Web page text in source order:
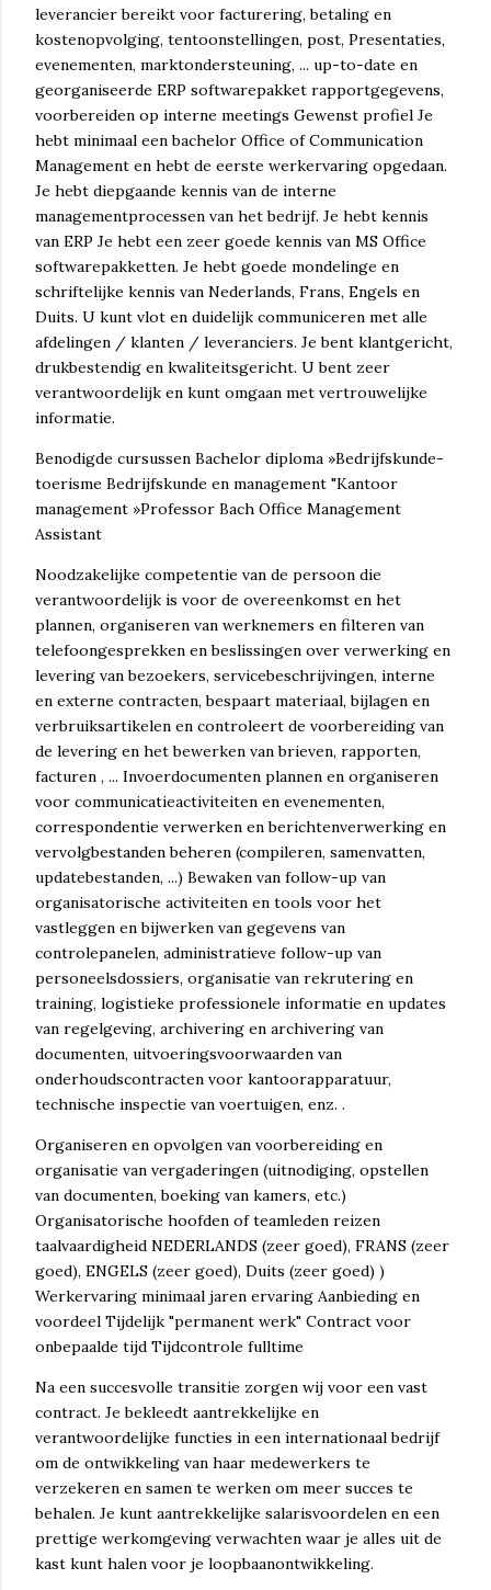
leverancier bereikt voor facturering, betaling en
kostenopvolging, tentoonstellingen, post, Presentaties,
evenementen, marktondersteuning, ... up-to-date en
georganiseerde ERP softwarepakket rapportgegevens,
voorbereiden op interne meetings Gewenst profiel Je
hebt minimaal een bachelor Office of Communication
Management en hebt de eerste werkervaring opgedaan.
Je hebt diepgaande kennis van de interne
managementprocessen van het bedrijf. Je hebt kennis
van ERP Je hebt een zeer goede kennis van MS Office
softwarepakketten. Je hebt goede mondelinge en
schriftelijke kennis van Nederlands, Frans, Engels en
Duits. U kunt vlot en duidelijk communiceren met alle
afdelingen / klanten / leveranciers. Je bent klantgericht,
drukbestendig en kwaliteitsgericht. U bent zeer
verantwoordelijk en kunt omgaan met vertrouwelijke
informatie.
Benodigde cursussen Bachelor diploma »Bedrijfskunde-
toerisme Bedrijfskunde en management "Kantoor
management »Professor Bach Office Management
Assistant
Noodzakelijke competentie van de persoon die
verantwoordelijk is voor de overeenkomst en het
plannen, organiseren van werknemers en filteren van
telefoongesprekken en beslissingen over verwerking en
levering van bezoekers, servicebeschrijvingen, interne
en externe contracten, bespaart materiaal, bijlagen en
verbruiksartikelen en controleert de voorbereiding van
de levering en het bewerken van brieven, rapporten,
facturen , ... Invoerdocumenten plannen en organiseren
voor communicatieactiviteiten en evenementen,
correspondentie verwerken en berichtenverwerking en
vervolgbestanden beheren (compileren, samenvatten,
updatebestanden, ...) Bewaken van follow-up van
organisatorische activiteiten en tools voor het
vastleggen en bijwerken van gegevens van
controlepanelen, administratieve follow-up van
personeelsdossiers, organisatie van rekrutering en
training, logistieke professionele informatie en updates
van regelgeving, archivering en archivering van
documenten, uitvoeringsvoorwaarden van
onderhoudscontracten voor kantoorapparatuur,
technische inspectie van voertuigen, enz. .
Organiseren en opvolgen van voorbereiding en
organisatie van vergaderingen (uitnodiging, opstellen
van documenten, boeking van kamers, etc.)
Organisatorische hoofden of teamleden reizen
taalvaardigheid NEDERLANDS (zeer goed), FRANS (zeer
goed), ENGELS (zeer goed), Duits (zeer goed) )
Werkervaring minimaal jaren ervaring Aanbieding en
voordeel Tijdelijk "permanent werk" Contract voor
onbepaalde tijd Tijdcontrole fulltime
Na een succesvolle transitie zorgen wij voor een vast
contract. Je bekleedt aantrekkelijke en
verantwoordelijke functies in een internationaal bedrijf
om de ontwikkeling van haar medewerkers te
verzekeren en samen te werken om meer succes te
behalen. Je kunt aantrekkelijke salarisvoordelen en een
prettige werkomgeving verwachten waar je alles uit de
kast kunt halen voor je loopbaanontwikkeling.